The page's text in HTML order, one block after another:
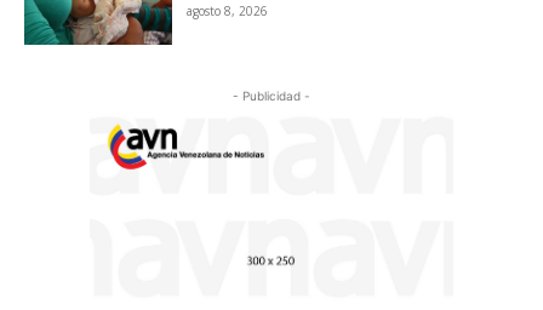
agosto 8, 2026
- Publicidad -